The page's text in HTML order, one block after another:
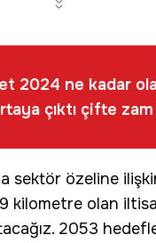
2024 ne kadar
çıktı çifte
sektör özeline
kilometre olan
2053